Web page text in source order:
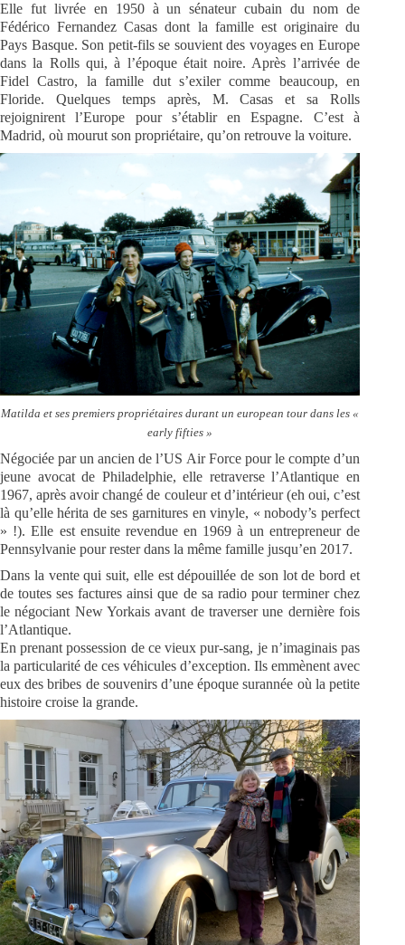
Elle fut livrée en 1950 à un sénateur cubain du nom de
Fédérico Fernandez Casas dont la famille est originaire du
Pays Basque. Son petit-fils se souvient des voyages en Europe
dans la Rolls qui, à l’époque était noire. Après l’arrivée de
Fidel Castro, la famille dut s’exiler comme beaucoup, en
Floride. Quelques temps après, M. Casas et sa Rolls
rejoignirent l’Europe pour s’établir en Espagne. C’est à
Madrid, où mourut son propriétaire, qu’on retrouve la voiture.
Matilda et ses premiers propriétaires durant un european tour dans les «
early fifties »
Négociée par un ancien de l’US Air Force pour le compte d’un
jeune avocat de Philadelphie, elle retraverse l’Atlantique en
1967, après avoir changé de couleur et d’intérieur (eh oui, c’est
là qu’elle hérita de ses garnitures en vinyle, « nobody’s perfect
» !). Elle est ensuite revendue en 1969 à un entrepreneur de
Pennsylvanie pour rester dans la même famille jusqu’en 2017.
Dans la vente qui suit, elle est dépouillée de son lot de bord et
de toutes ses factures ainsi que de sa radio pour terminer chez
le négociant New Yorkais avant de traverser une dernière fois
l’Atlantique.
En prenant possession de ce vieux pur-sang, je n’imaginais pas
la particularité de ces véhicules d’exception. Ils emmènent avec
eux des bribes de souvenirs d’une époque surannée où la petite
histoire croise la grande.